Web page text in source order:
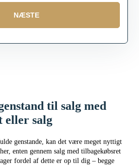
til salg med
eller salg
genstande, kan det være meget nyttigt
enten gennem salg med tilbagekøbsret
fordel af dette er op til dig – begge